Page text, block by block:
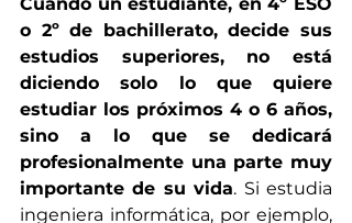
Cuando un estudiante, en 4º ESO
o 2º de bachillerato, decide sus
estudios superiores, no está
diciendo solo lo que quiere
estudiar los próximos 4 o 6 años,
sino a lo que se dedicará
profesionalmente una parte muy
importante de su vida. Si estudia
ingeniera informática, por ejemplo,